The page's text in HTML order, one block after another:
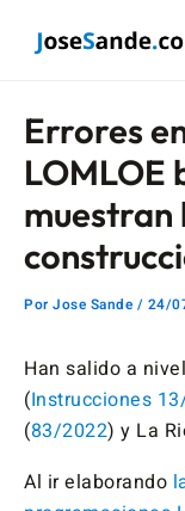
Errores
LOMLOE
muestran
Por Jose Sande / 24/
Han salido a
(Instrucciones
(83/2022) y La
Al ir elaborando
de